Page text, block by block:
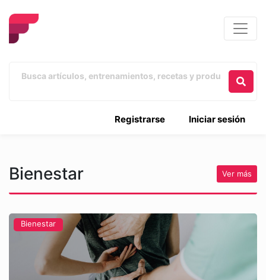
Iniciar sesión
Registrarse
Bienestar Ver más
Bienestar